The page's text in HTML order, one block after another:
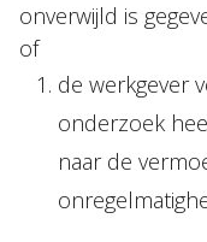
onverwijld is
of
de werkgever
onderzoek
naar de